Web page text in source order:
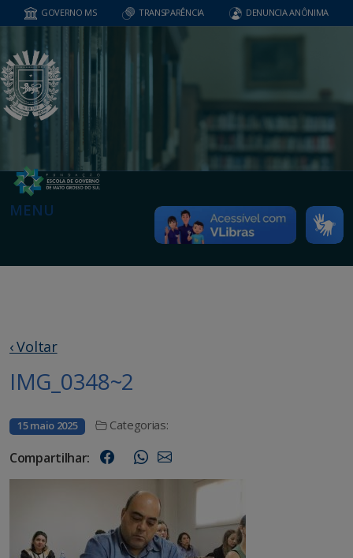
GOVERNO MS TRANSPARÊNCIA DENUNCIA ANÔNIMA
MENU
‹ Voltar
IMG_0348~2
15 maio 2025 Categorias:
Compartilhar: